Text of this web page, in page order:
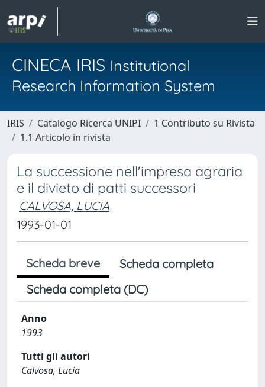
CINECA IRIS Institutional
Research Information System
IRIS Catalogo Ricerca UNIPI
1 Contributo su Rivista
1.1 Articolo in rivista
La successione nell'impresa agraria
e il divieto di patti successori
CALVOSA, LUCIA
1993-01-01
Scheda breve
Scheda completa
Scheda completa (DC)
Anno
1993
Tutti gli autori
Calvosa, Lucia